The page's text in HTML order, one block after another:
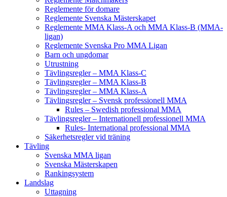
Reglemente för domare
Reglemente Svenska Mästerskapet
Reglemente MMA Klass-A och MMA Klass-B (MMA-
ligan)
Reglemente Svenska Pro MMA Ligan
Barn och ungdomar
Utrustning
Tävlingsregler – MMA Klass-C
Tävlingsregler – MMA Klass-B
Tävlingsregler – MMA Klass-A
Tävlingsregler – Svensk professionell MMA
Rules – Swedish professional MMA
Tävlingsregler – Internationell professionell MMA
Rules- International professional MMA
Säkerhetsregler vid träning
Tävling
Svenska MMA ligan
Svenska Mästerskapen
Rankingsystem
Landslag
Uttagning